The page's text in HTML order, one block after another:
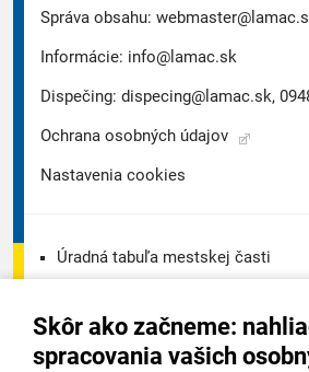
Skôr ako začneme:
spracovania vašich
Správa obsahu:
Informácie: info@lamac.sk
Dispečing: dispecing@lamac.sk,
Ochrana osobných údajov
Nastavenia cookies
Úradná tabuľa mestskej časti
Úradná tabuľa stavebného úradu